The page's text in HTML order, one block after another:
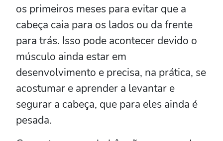
os primeiros meses para evitar que a
cabeça caia para os lados ou da frente
para trás. Isso pode acontecer devido o
músculo ainda estar em
desenvolvimento e precisa, na prática, se
acostumar e aprender a levantar e
segurar a cabeça, que para eles ainda é
pesada.